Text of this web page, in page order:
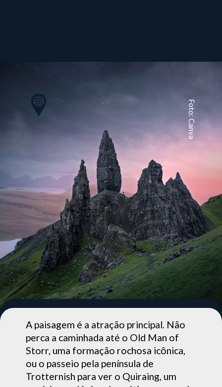
Foto: Canva
A paisagem é a atração principal. Não
perca a caminhada até o Old Man of
Storr, uma formação rochosa icônica,
ou o passeio pela península de
Trotternish para ver o Quiraing, um